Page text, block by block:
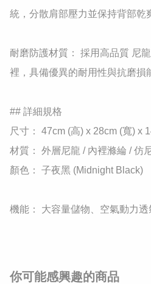
統，分散肩部壓力並保持背部乾
耐磨防護材質： 採用高品質 尼
裡，具備優異的耐用性與抗磨損
## 詳細規格
尺寸： 47cm (高) x 28cm (寬) x
材質： 外層尼龍 / 內裡滌綸 / 仿
顏色： 子夜黑 (Midnight Black)
機能： 大容量儲物、空氣動力
你可能感興趣的商品